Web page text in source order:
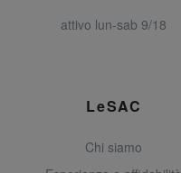
attivo lun-sab 9/18
LeSAC
Chi siamo